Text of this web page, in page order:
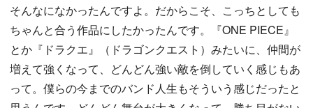
そんなになかったんですよ。だからこそ、こっちとしても
ちゃんと合う作品にしたかったんです。『ONE PIECE』
とか『ドラクエ』（ドラゴンクエスト）みたいに、仲間が
増えて強くなって、どんどん強い敵を倒していく感じもあ
って。僕らの今までのバンド人生もそういう感じだったと